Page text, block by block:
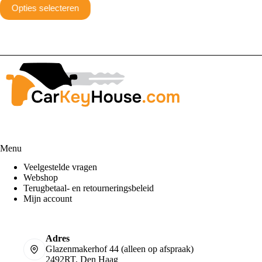
Opties selecteren
product
heeft
Deze
kan
gekozen
worden
Menu
Veelgestelde vragen
Webshop
Terugbetaal- en retourneringsbeleid
Mijn account
Adres
Glazenmakerhof 44 (alleen op afspraak)
2492RT, Den Haag